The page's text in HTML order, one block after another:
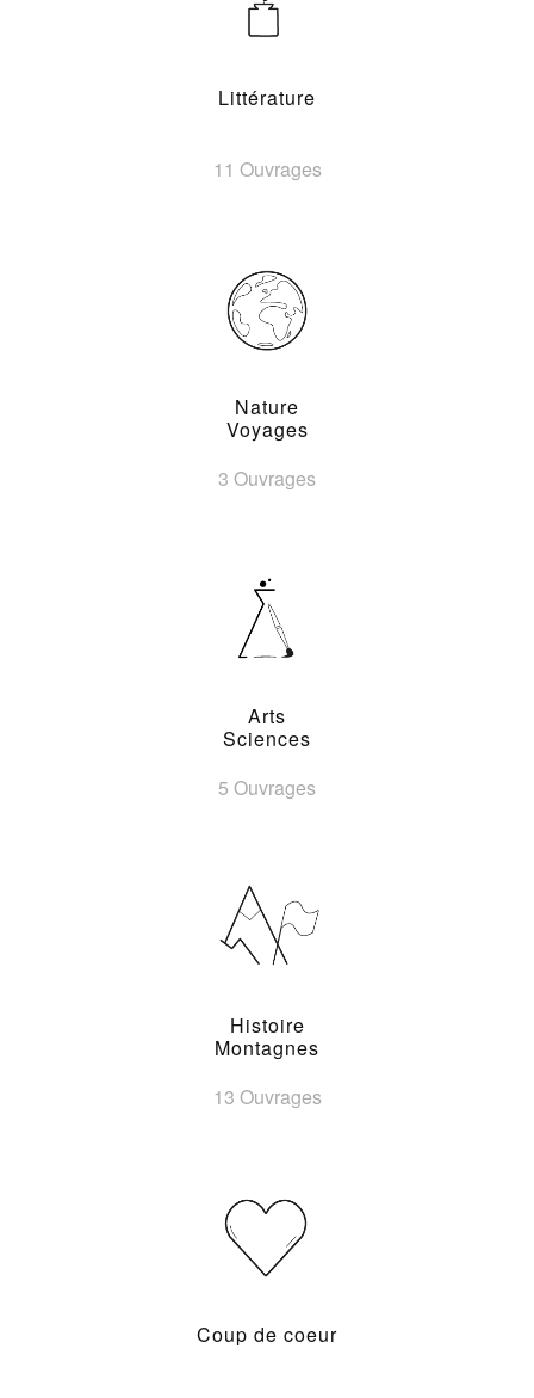
Littérature
11 Ouvrages
Nature
Voyages
3 Ouvrages
Arts
Sciences
5 Ouvrages
Histoire
Montagnes
13 Ouvrages
Coup de coeur